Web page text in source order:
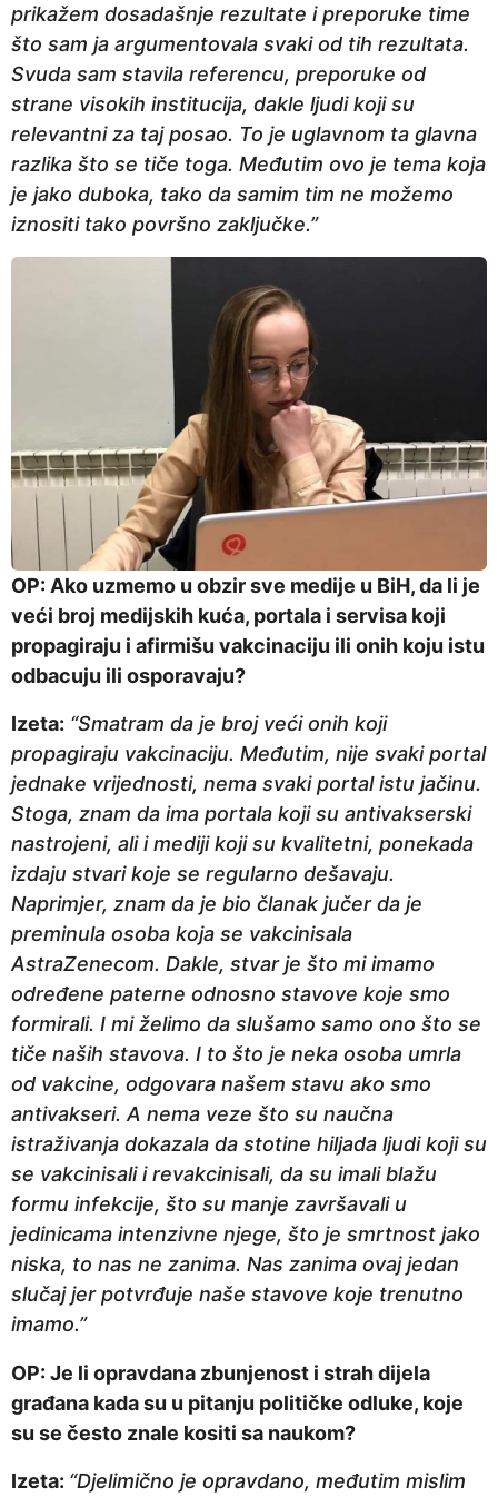
prikažem dosadašnje rezultate i preporuke time
što sam ja argumentovala svaki od tih rezultata.
Svuda sam stavila referencu, preporuke od
strane visokih institucija, dakle ljudi koji su
relevantni za taj posao. To je uglavnom ta glavna
razlika što se tiče toga. Međutim ovo je tema koja
je jako duboka, tako da samim tim ne možemo
iznositi tako površno zaključke.”
OP: Ako uzmemo u obzir sve medije u BiH, da li je
veći broj medijskih kuća, portala i servisa koji
propagiraju i afirmišu vakcinaciju ili onih koju istu
odbacuju ili osporavaju?
Izeta: “Smatram da je broj veći onih koji
propagiraju vakcinaciju. Međutim, nije svaki portal
jednake vrijednosti, nema svaki portal istu jačinu.
Stoga, znam da ima portala koji su antivakserski
nastrojeni, ali i mediji koji su kvalitetni, ponekada
izdaju stvari koje se regularno dešavaju.
Naprimjer, znam da je bio članak jučer da je
preminula osoba koja se vakcinisala
AstraZenecom. Dakle, stvar je što mi imamo
određene paterne odnosno stavove koje smo
formirali. I mi želimo da slušamo samo ono što se
tiče naših stavova. I to što je neka osoba umrla
od vakcine, odgovara našem stavu ako smo
antivakseri. A nema veze što su naučna
istraživanja dokazala da stotine hiljada ljudi koji su
se vakcinisali i revakcinisali, da su imali blažu
formu infekcije, što su manje završavali u
jedinicama intenzivne njege, što je smrtnost jako
niska, to nas ne zanima. Nas zanima ovaj jedan
slučaj jer potvrđuje naše stavove koje trenutno
imamo.”
OP: Je li opravdana zbunjenost i strah dijela
građana kada su u pitanju političke odluke, koje
su se često znale kositi sa naukom?
Izeta: “Djelimično je opravdano, međutim mislim